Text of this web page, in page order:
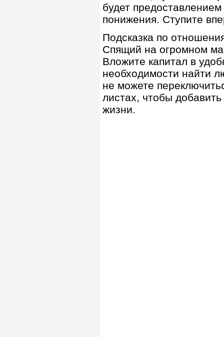
будет
понижения. Ступите
Подсказка по
Спящий на огромном
Вложите капитал в
необходимости найти
не можете
листах, чтобы
жизни.